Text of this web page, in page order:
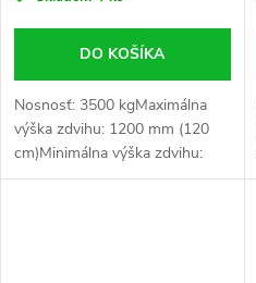
DO KOŠÍKA
Nosnosť: 3500 kgMaximálna
výška zdvihu: 1200 mm (120
cm)Minimálna výška zdvihu:
110 mmČas zdvihu: 30–60 s (v